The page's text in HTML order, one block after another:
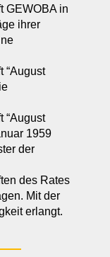
GEWOBA in
ihrer
“August
“August
1959
der
des Rates
Mit der
erlangt.